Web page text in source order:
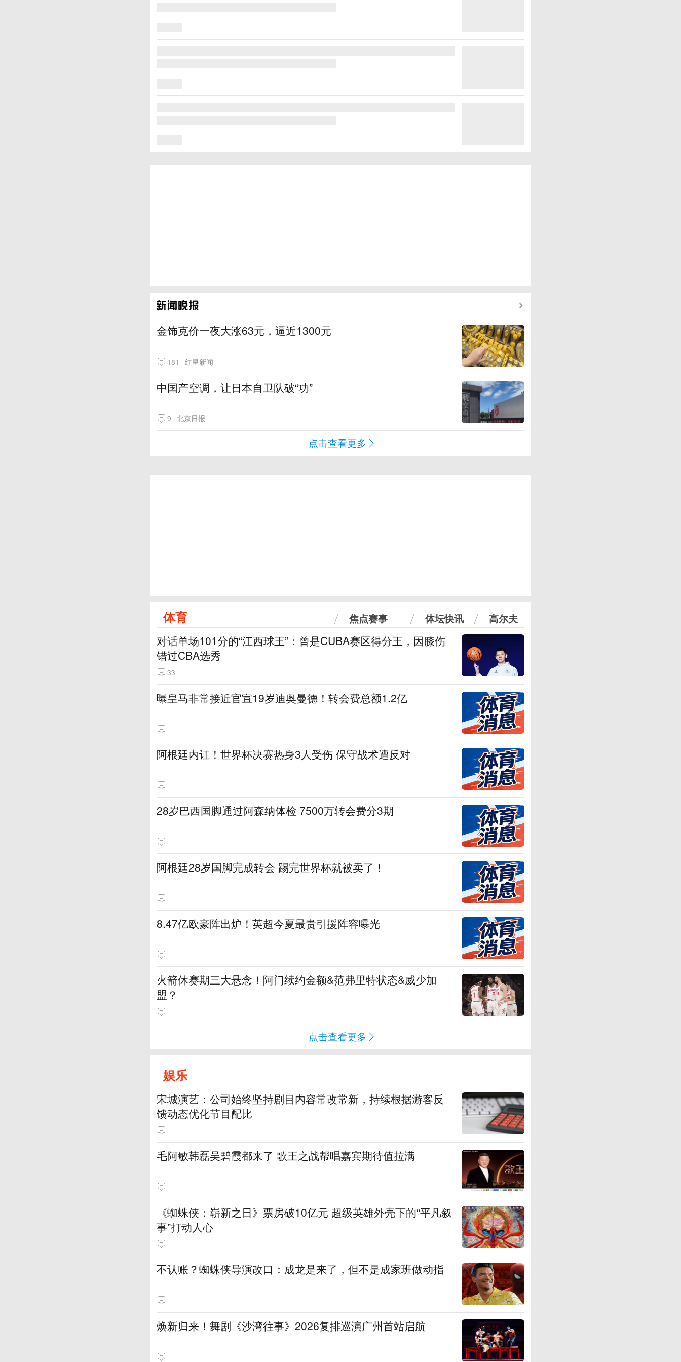
金饰克价一夜大涨63元，逼近1300元
181 红星新闻
中国产空调，让日本自卫队破“功”
9 北京日报
点击查看更多
体育 焦点赛事 体坛快讯 高尔夫
对话单场101分的“江西球王”：曾是CUBA赛区得分王，因膝伤
错过CBA选秀
33
曝皇马非常接近官宣19岁迪奥曼德！转会费总额1.2亿
阿根廷内讧！世界杯决赛热身3人受伤 保守战术遭反对
28岁巴西国脚通过阿森纳体检 7500万转会费分3期
阿根廷28岁国脚完成转会 踢完世界杯就被卖了！
8.47亿欧豪阵出炉！英超今夏最贵引援阵容曝光
火箭休赛期三大悬念！阿门续约金额&范弗里特状态&威少加
盟？
点击查看更多
娱乐
宋城演艺：公司始终坚持剧目内容常改常新，持续根据游客反
馈动态优化节目配比
毛阿敏韩磊吴碧霞都来了 歌王之战帮唱嘉宾期待值拉满
《蜘蛛侠：崭新之日》票房破10亿元 超级英雄外壳下的“平凡叙
事”打动人心
不认账？蜘蛛侠导演改口：成龙是来了，但不是成家班做动指
焕新归来！舞剧《沙湾往事》2026复排巡演广州首站启航